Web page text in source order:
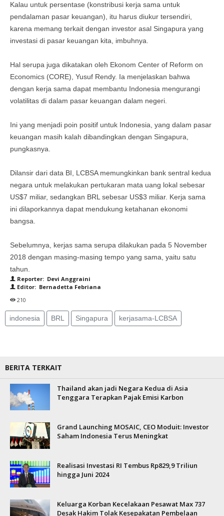
Kalau untuk persentase (konstribusi kerja sama untuk
pendalaman pasar keuangan), itu harus diukur tersendiri,
karena memang terkait dengan investor asal Singapura yang
investasi di pasar keuangan kita, imbuhnya.
Hal serupa juga dikatakan oleh Ekonom Center of Reform on
Economics (CORE), Yusuf Rendy. Ia menjelaskan bahwa
dengan kerja sama dapat membantu Indonesia mengurangi
volatilitas di dalam pasar keuangan dalam negeri.
Ini yang menjadi poin positif untuk Indonesia, yang dalam pasar
keuangan masih kalah dibandingkan dengan Singapura,
pungkasnya.
Dilansir dari data BI, LCBSA memungkinkan bank sentral kedua
negara untuk melakukan pertukaran mata uang lokal sebesar
US$7 miliar, sedangkan BRL sebesar US$3 miliar. Kerja sama
ini dilaporkannya dapat mendukung ketahanan ekonomi
bangsa.
Sebelumnya, kerjas sama serupa dilakukan pada 5 November
2018 dengan masing-masing tempo yang sama, yaitu satu
tahun.
Reporter: Devi Anggraini
Editor: Bernadetta Febriana
210
indonesia BRL Singapura kerjasama-LCBSA
BERITA TERKAIT
Thailand akan jadi Negara Kedua di Asia
Tenggara Terapkan Pajak Emisi Karbon
Grand Launching MOSAIC, CEO Moduit: Investor
Saham Indonesia Terus Meningkat
Realisasi Investasi RI Tembus Rp829,9 Triliun
hingga Juni 2024
Keluarga Korban Kecelakaan Pesawat Max 737
Desak Hakim Tolak Kesepakatan Pembelaan